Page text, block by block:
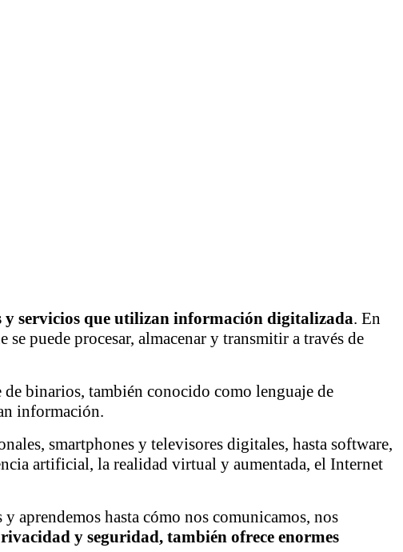
y servicios que utilizan información digitalizada. En
se puede procesar, almacenar y transmitir a través de
de binarios, también conocido como lenguaje de
información.
smartphones y televisores digitales, hasta software,
artificial, la realidad virtual y aumentada, el Internet
aprendemos hasta cómo nos comunicamos, nos
y seguridad, también ofrece enormes